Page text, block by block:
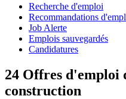
Recherche d'emploi
Recommandations
Job Alerte
Emplois sauvegardés
Candidatures
24 Offres d'emploi
construction